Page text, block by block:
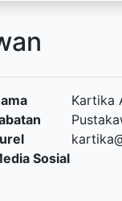
Kartika
Sosial